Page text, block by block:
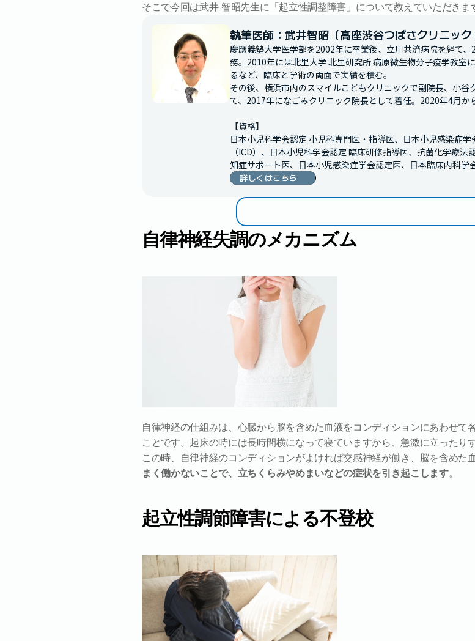
そこで今回は武井 智昭先生に「起立性調整障害」について教えていただきま
執筆医師：武井智昭（高座渋谷つばさクリニック
慶應義塾大学医学部を2002年に卒業後、立川共済病院を経て
務。2010年には北里大学 北里研究所 病原微生物分子疫学教室
るなど、臨床と学術の両面で実績を積む。
その後、横浜市内のスマイルこどもクリニックで副院長、小
て、2017年になごみクリニック院長として着任。2020年4月か
【資格】
日本小児科学会認定 小児科専門医・指導医、日本小児感染症
（ICD）、日本小児科学会認定 臨床研修指導医、抗菌化学療
知症サポート医、日本小児感染症学会認定医、日本臨床内科学
詳しくはこちら
自律神経失調のメカニズム
自律神経の仕組みは、心臓から脳を含めた血液をコンディションにあわせて
ことです。起床の時には長時間横になって寝ていますから、急激に立ったり
この時、自律神経のコンディションがよければ交感神経が働き、脳を含めた
まく働かないことで、立ちくらみやめまいなどの症状を引き起こします。
起立性調節障害による不登校